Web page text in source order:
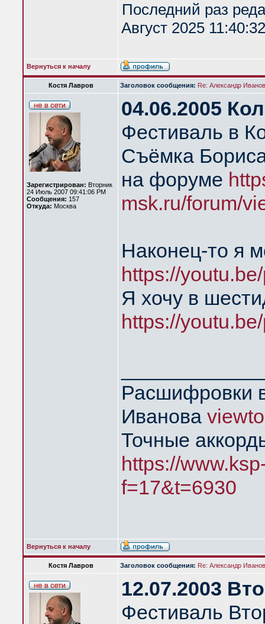
Последний раз
Август 2025
Вернуться к началу
Костя Лавров Заголовок сообщения: Re: Александр
Зарегистрирован: Вторник
24 Июль 2007 09:41:06 PM
Сообщения: 157
Откуда: Москва
04.06.2005
Фестиваль в
Съёмка
на форуме
msk.ru/forum/
Наконец-то я
https://
Я хочу в
https://
Расшифровки
Иванова
Точные
https://
f=17&t=6930
Вернуться к началу
Костя Лавров Заголовок сообщения: Re: Александр
12.07.2003
Фестиваль